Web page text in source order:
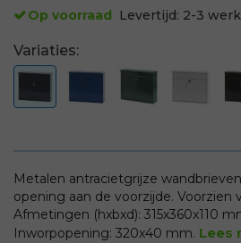
Op voorraad Levertijd: 2-3
Variaties:
Metalen antracietgrijze
opening aan de voorzijde. Voorzien
Afmetingen (hxbxd): 315x360x110
Inworpopening: 320x40 mm. Lees